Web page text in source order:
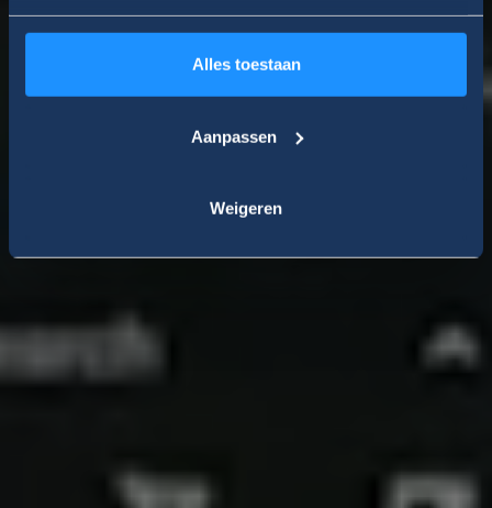
Alles toestaan
Aanpassen
Weigeren
VANAF € 48.695,-